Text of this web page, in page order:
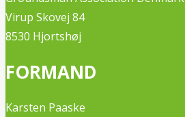
Virup Skovej 84
8530 Hjortshøj
FORMAND
Karsten Paaske